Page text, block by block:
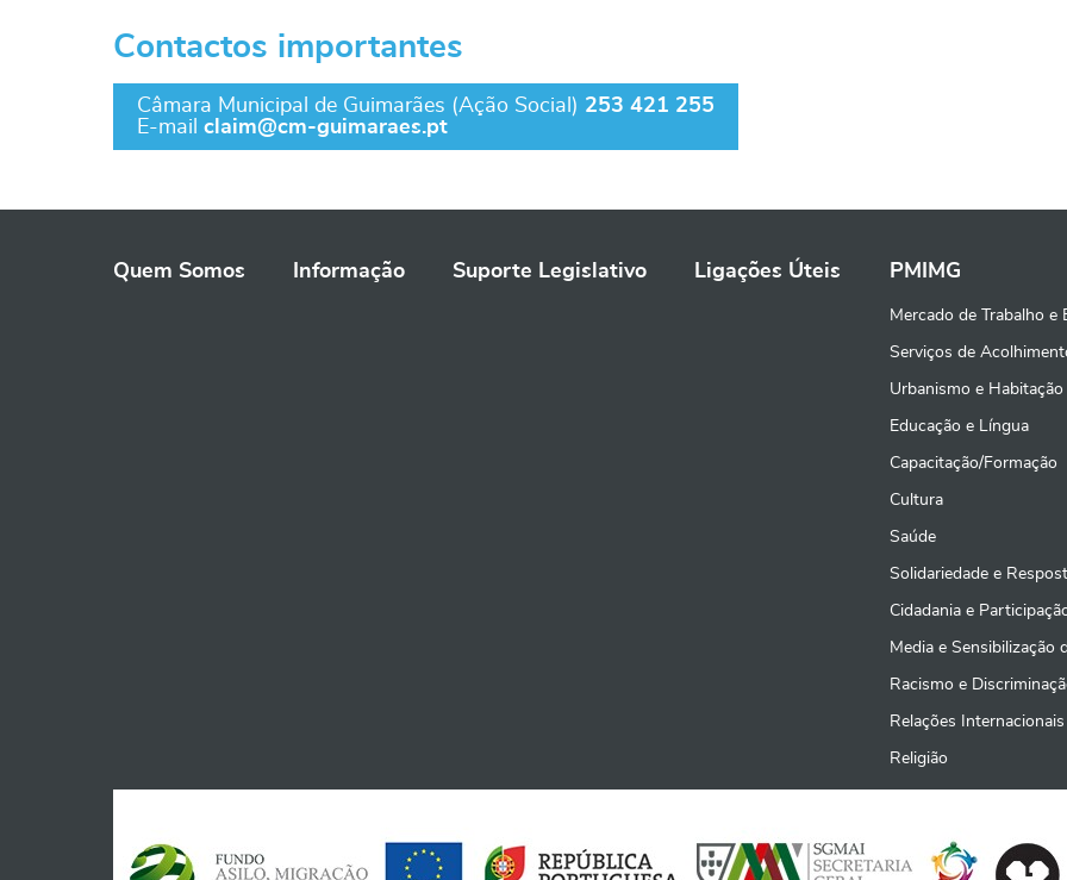
Contactos importantes
Câmara Municipal de Guimarães (Ação Social) 253 421 255
E-mail claim@cm-guimaraes.pt
Quem Somos Informação Suporte Legislativo Ligações Úteis PMIMG
Mercado de Trabalho e
Serviços de
Urbanismo e Habitação
Educação e Língua
Capacitação/Formação
Cultura
Saúde
Solidariedade e
Cidadania e
Media e Sensibilização
Racismo e
Relações Internacionais
Religião